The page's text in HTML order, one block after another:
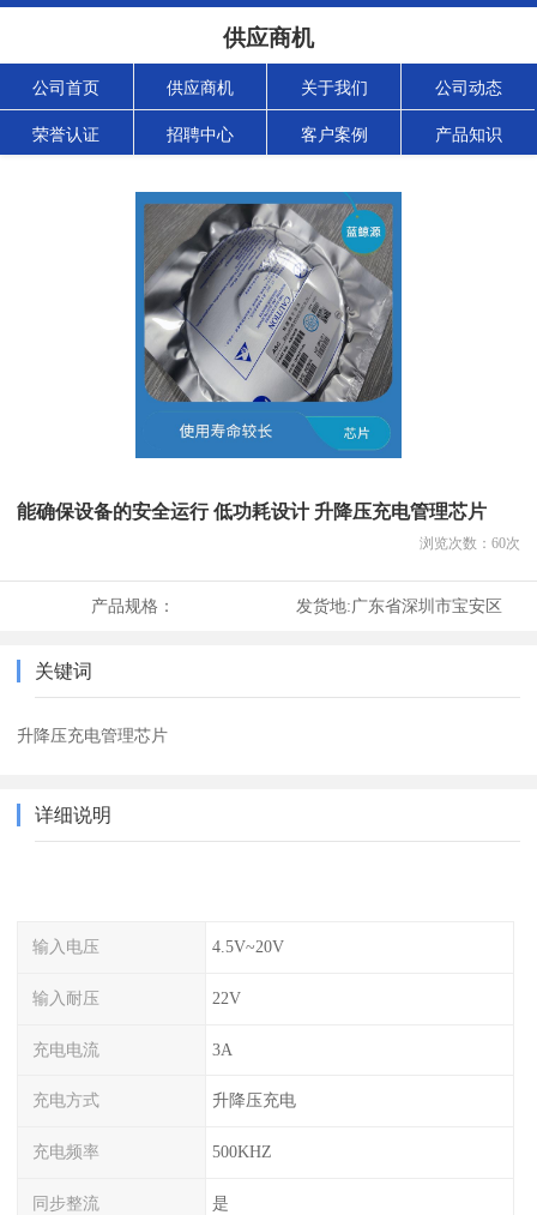
供应商机
公司首页 供应商机 关于我们 公司动态
荣誉认证 招聘中心 客户案例 产品知识
能确保设备的安全运行 低功耗设计 升降压充电管理芯片
浏览次数： 60次
产品规格： 发货地:广东省深圳市宝安区
关键词
升降压充电管理芯片
详细说明
输入电压 4.5V~20V
输入耐压 22V
充电电流 3A
充电方式 升降压充电
充电频率 500KHZ
同步整流 是